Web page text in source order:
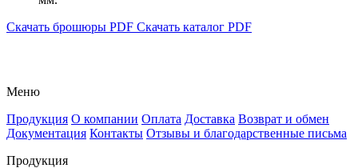
Скачать брошюры PDF Скачать каталог PDF
Меню
Продукция О компании Оплата Доставка Возврат и обмен
Документация Контакты Отзывы и благодарственные письма
Продукция